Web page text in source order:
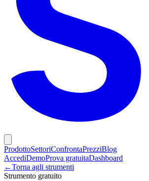
ProdottoSettoriConfrontaPrezziBlog
AccediDemoProva gratuitaDashboard
←Torna agli strumenti
Strumento gratuito